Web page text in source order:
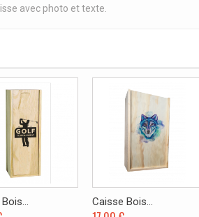
avec photo et texte.
Caisse Bois...